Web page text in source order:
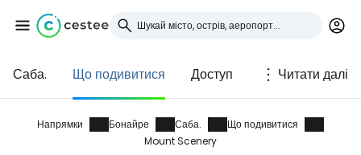
Саба. Що подивитися Доступ Читати далі
Напрямки Бонайре Саба.
Що подивитися
Mount Scenery
Увійдіть до Cestee
... світова туристична спільнота